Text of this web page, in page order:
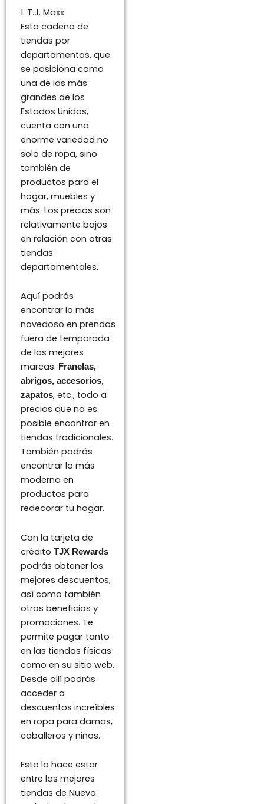
1. T.J. Maxx
Esta cadena de
tiendas por
departamentos, que
se posiciona como
una de las más
grandes de los
Estados Unidos,
cuenta con una
enorme variedad no
solo de ropa, sino
también de
productos para el
hogar, muebles y
más. Los precios son
relativamente bajos
en relación con otras
tiendas
departamentales.
Aquí podrás
encontrar lo más
novedoso en prendas
fuera de temporada
de las mejores
marcas. Franelas,
abrigos, accesorios,
zapatos, etc., todo a
precios que no es
posible encontrar en
tiendas tradicionales.
También podrás
encontrar lo más
moderno en
productos para
redecorar tu hogar.
Con la tarjeta de
crédito TJX Rewards
podrás obtener los
mejores descuentos,
así como también
otros beneficios y
promociones. Te
permite pagar tanto
en las tiendas físicas
como en su sitio web.
Desde allí podrás
acceder a
descuentos increíbles
en ropa para damas,
caballeros y niños.
Esto la hace estar
entre las mejores
tiendas de Nueva